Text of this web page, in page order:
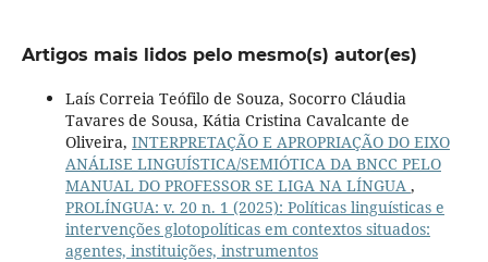
Artigos mais lidos pelo mesmo(s) autor(es)
Laís Correia Teófilo de Souza, Socorro Cláudia
Tavares de Sousa, Kátia Cristina Cavalcante de
Oliveira, INTERPRETAÇÃO E APROPRIAÇÃO DO EIXO
ANÁLISE LINGUÍSTICA/SEMIÓTICA DA BNCC PELO
MANUAL DO PROFESSOR SE LIGA NA LÍNGUA ,
PROLÍNGUA: v. 20 n. 1 (2025): Políticas linguísticas e
intervenções glotopolíticas em contextos situados:
agentes, instituições, instrumentos